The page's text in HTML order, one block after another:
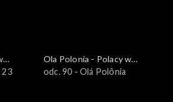
23
Ola Polonia - Polacy w
Brazylii i Ameryce
odc. 90 - Olá Polônia